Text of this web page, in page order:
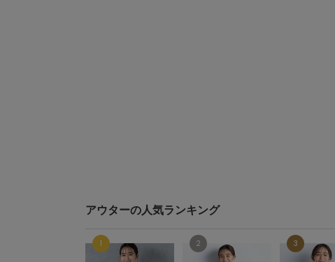
アウターの人気ランキング